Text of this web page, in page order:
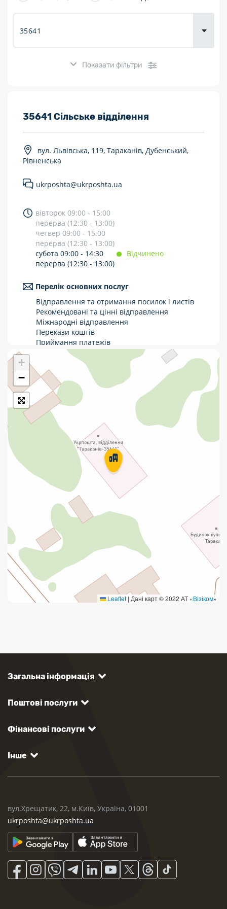
Показати фільтри
Розклад роботи:
Працюють після 19:00
Укрпошта Експрес/тариф «Пріоритетний»
Укрпошта Стандарт/тариф «Базовий»
Доставка за межі України
Прийом вантажів
Фінансові послуги:
Термінові перекази
Перекази
Комунальні та інші платежі
35641 Сільське відділення
вул. Львівська, 119, Тараканів, Дубенський,
Рівненська
ukrposhta@ukrposhta.ua
вівторок 09:00 - 15:00
перерва (12:30 - 13:00)
четвер 09:00 - 15:00
перерва (12:30 - 13:00)
субота 09:00 - 14:30
Відчинено
перерва (12:30 - 13:00)
Перелік основних послуг
Відправлення та отримання посилок і листів
Рекомендовані та цінні відправлення
Міжнародні відправлення
Перекази коштів
Приймання платежів
Поповнення мобільного рахунку
Оформлення передплати на газети та
журнали
Послуги страхування
Операції з карткою: поповнення/зняття
готівки
Виплата пенсій та соціальних допомог
Продаж товарів
Продаж марок та паковання
+
−
Leaflet | Дані карт © 2022 АТ «Візіком»
Загальна інформація
Поштові послуги
Фінансові послуги
Інше
вул.Хрещатик, 22, м.Київ, Україна, 01001
ukrposhta@ukrposhta.ua